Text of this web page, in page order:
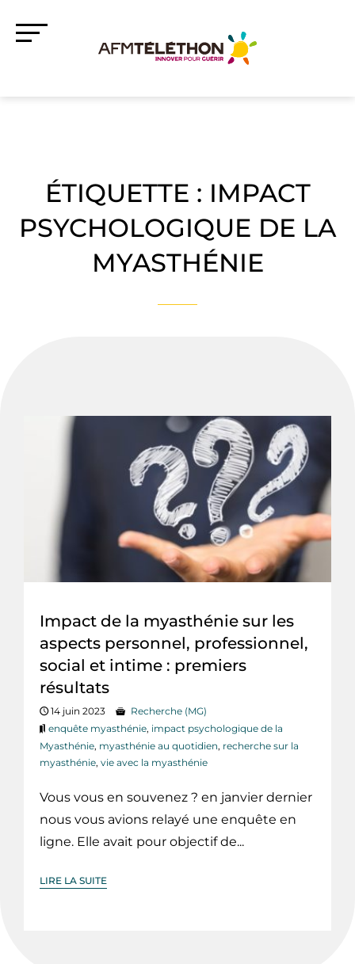
ÉTIQUETTE : IMPACT
PSYCHOLOGIQUE DE LA
MYASTHÉNIE
Impact de la myasthénie sur les
aspects personnel, professionnel,
social et intime : premiers
résultats
14 juin 2023
Recherche (MG)
enquête myasthénie, impact psychologique de la
Myasthénie, myasthénie au quotidien, recherche sur la
myasthénie, vie avec la myasthénie
Vous vous en souvenez ? en janvier dernier
nous vous avions relayé une enquête en
ligne. Elle avait pour objectif de...
LIRE LA SUITE